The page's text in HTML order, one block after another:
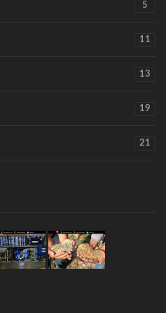
5
11
13
19
21